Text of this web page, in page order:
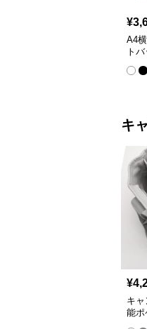
¥
A4
ト
キ
¥
キ
能ポ
ス